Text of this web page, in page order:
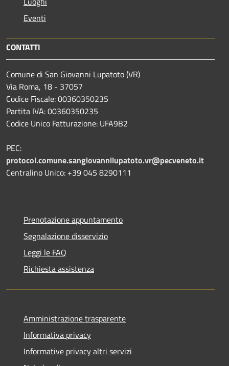
Eventi
CONTATTI
Comune di San Giovanni Lupatoto (VR)
Via Roma, 18 - 37057
Codice Fiscale: 00360350235
Partita IVA: 00360350235
Codice Unico Fatturazione: UFA9B2
PEC:
protocol.comune.sangiovannilupatoto.vr@pecveneto.it
Centralino Unico: +39 045 8290111
Prenotazione appuntamento
Segnalazione disservizio
Leggi le FAQ
Richiesta assistenza
Amministrazione trasparente
Informativa privacy
Informative privacy altri servizi